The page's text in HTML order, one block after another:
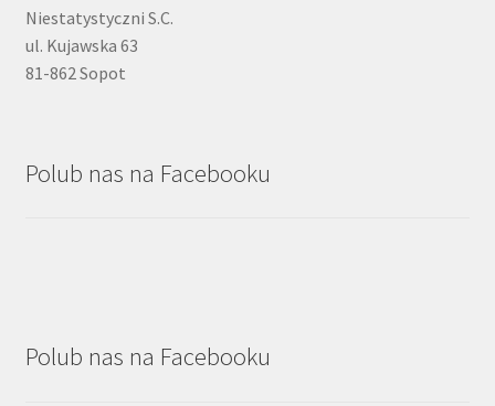
Niestatystyczni S.C.
ul. Kujawska 63
81-862 Sopot
Polub nas na Facebooku
Polub nas na Facebooku